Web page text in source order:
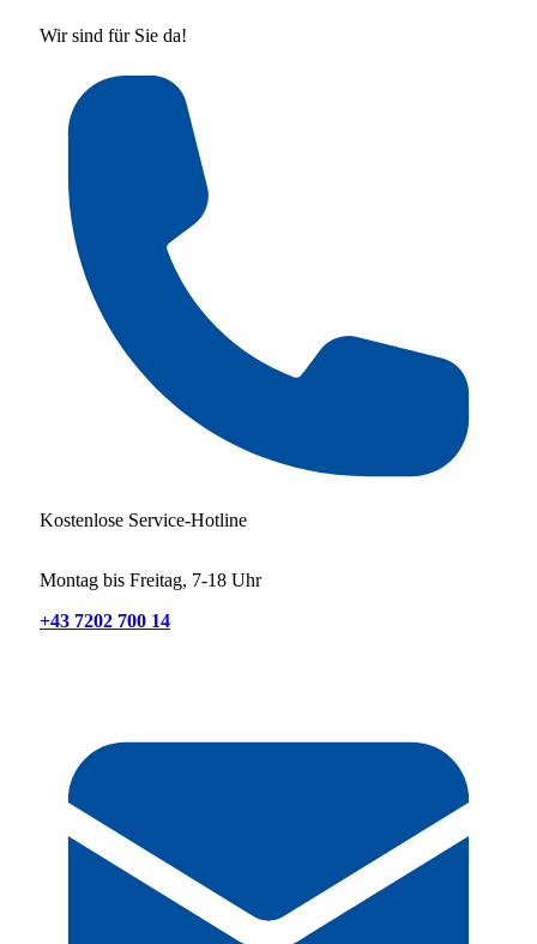
Wir sind für Sie da!
Kostenlose Service-Hotline
Montag bis Freitag, 7-18 Uhr
+43 7202 700 14